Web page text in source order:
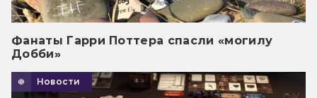
Фанаты Гарри Поттера спасли «могилу
Добби»
Новости